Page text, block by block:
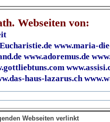
Webseiten von:
www.maria-
www.adoremus.de
haus-lazarus.ch
Webseiten verlinkt